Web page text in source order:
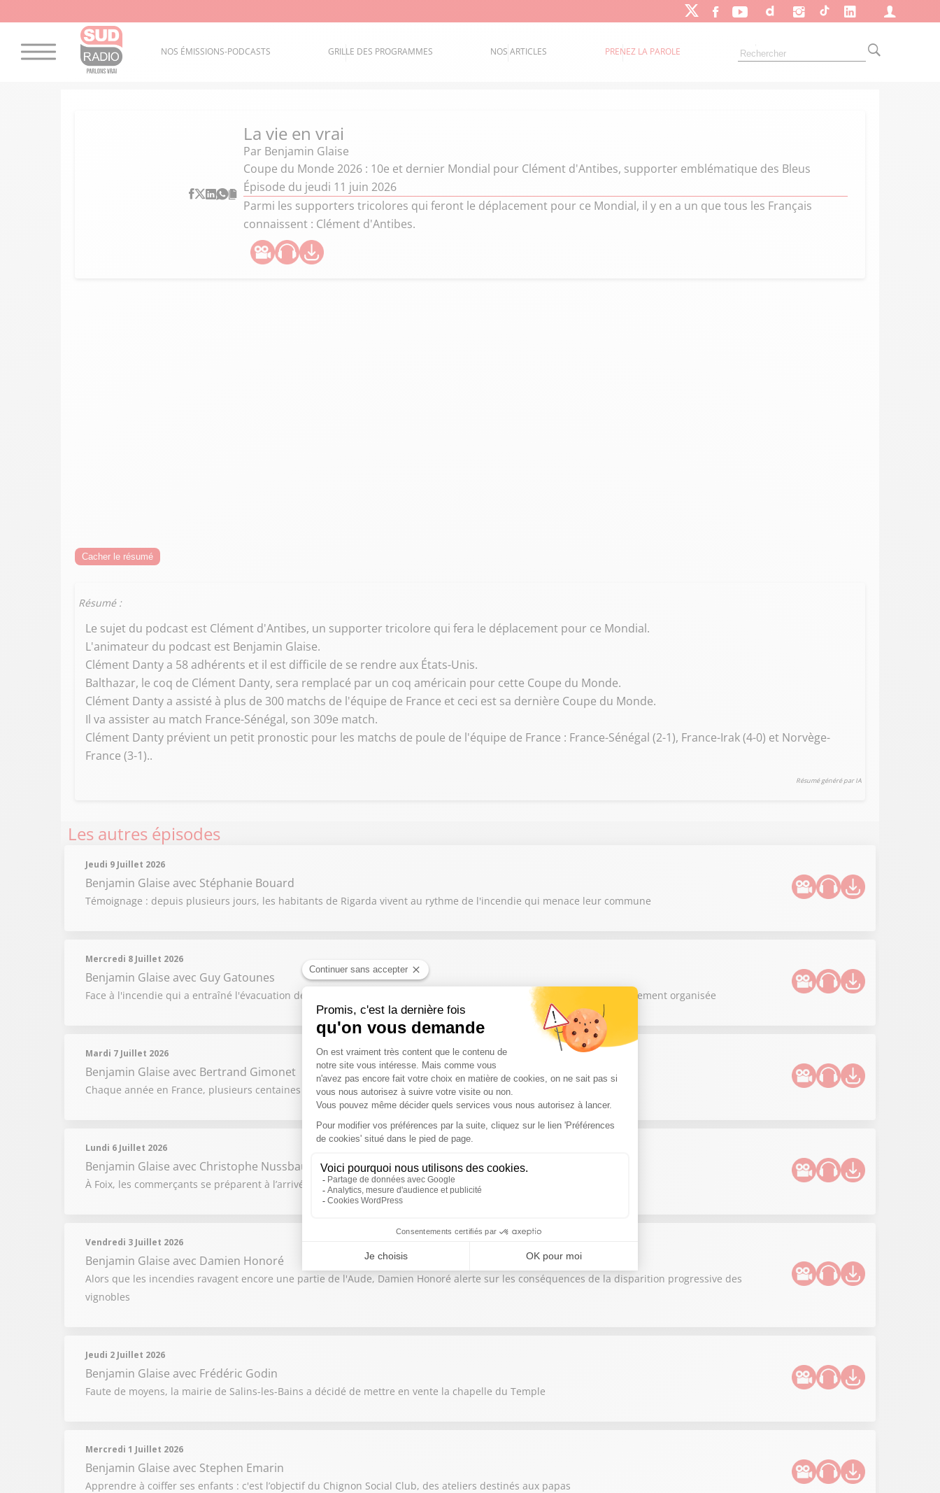
NOS ÉMISSIONS-PODCASTS GRILLE DES PROGRAMMES NOS ARTICLES PRENEZ LA PAROLE
La vie en vrai
Par Benjamin Glaise
Coupe du Monde 2026 : 10e et dernier Mondial pour Clément d'Antibes, supporter emblématique des Bleus
Épisode du jeudi 11 juin 2026
Parmi les supporters tricolores qui feront le déplacement pour ce Mondial, il y en a un que tous les Français
connaissent : Clément d'Antibes.
Cacher le résumé
Résumé :
Le sujet du podcast est Clément d'Antibes, un supporter tricolore qui fera le déplacement pour ce Mondial.
L'animateur du podcast est Benjamin Glaise.
Clément Danty a 58 adhérents et il est difficile de se rendre aux États-Unis.
Balthazar, le coq de Clément Danty, sera remplacé par un coq américain pour cette Coupe du Monde.
Clément Danty a assisté à plus de 300 matchs de l'équipe de France et ceci est sa dernière Coupe du Monde.
Il va assister au match France-Sénégal, son 309e match.
Clément Danty prévient un petit pronostic pour les matchs de poule de l'équipe de France : France-Sénégal (2-1), France-Irak (4-0) et Norvège-
France (3-1)..
Résumé généré par IA
Les autres épisodes
Jeudi 9 Juillet 2026
Benjamin Glaise avec Stéphanie Bouard
Témoignage : depuis plusieurs jours, les habitants de Rigarda vivent au rythme de l'incendie qui menace leur commune
Mercredi 8 Juillet 2026
Benjamin Glaise avec Guy Gatounes
Face à l'incendie qui a entraîné l'évacuation de plusieurs communes des Pyrénées-Orientales, la solidarité s'est rapidement organisée
Mardi 7 Juillet 2026
Benjamin Glaise avec Bertrand Gimonet
Chaque année en France, plusieurs centaines de nourrissons sont victimes du syndrome du bébé secoué
Lundi 6 Juillet 2026
Benjamin Glaise avec Christophe Nussbaum
À Foix, les commerçants se préparent à l’arrivée du Tour de France mardi : ils anticipent une forte affluence
Vendredi 3 Juillet 2026
Benjamin Glaise avec Damien Honoré
Alors que les incendies ravagent encore une partie de l'Aude, Damien Honoré alerte sur les conséquences de la disparition progressive des
vignobles
Jeudi 2 Juillet 2026
Benjamin Glaise avec Frédéric Godin
Faute de moyens, la mairie de Salins-les-Bains a décidé de mettre en vente la chapelle du Temple
Mercredi 1 Juillet 2026
Benjamin Glaise avec Stephen Emarin
Apprendre à coiffer ses enfants : c'est l’objectif du Chignon Social Club, des ateliers destinés aux papas